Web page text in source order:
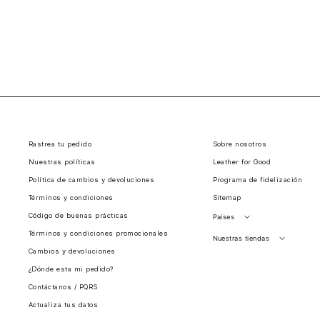
Rastrea tu pedido
Nuestras políticas
Política de cambios y devoluciones
Términos y condiciones
Código de buenas prácticas
Términos y condiciones promocionales
Cambios y devoluciones
¿Dónde esta mi pedido?
Contáctanos / PQRS
Actualiza tus datos
Sobre nosotros
Leather for Good
Programa de fidelización
Sitemap
Países
Perú
Nuestras tiendas